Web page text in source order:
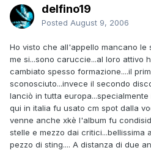
delfino19
Posted August 9, 2006
Ho visto che all'appello mancano le
me si...sono caruccie...al loro attivo
cambiato spesso formazione....il
sconosciuto...invece il secondo
lanciò in tutta
qui in italia fu usato cm spot dalla
venne anche xkè l'album fu
stelle e mezzo dai
pezzo di sting.... A distanza di due